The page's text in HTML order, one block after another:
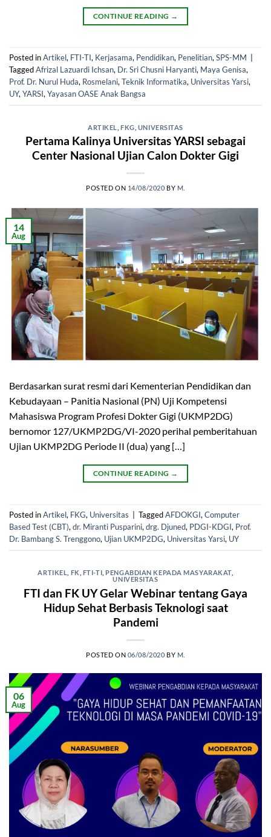
CONTINUE READING →
Posted inArtikel, FTI-TI, Kerjasama, Pendidikan, Penelitian, SPS-MM
TaggedAfrizal Lazuardi Ichsan, Dr. Sri Chusni Haryanti, Maya Genisa,
Prof. Dr. Nurul Huda, Rosmelani, Teknik Informatika, Universitas Yarsi,
UY, YARSI, Yayasan OASE Anak Bangsa
ARTIKEL ,FKG UNIVERSITAS
Pertama Kalinya Universitas YARSI sebagai
Center Nasional Ujian Calon Dokter Gigi
POSTED ON 14/08/2020 BY M.
14
Aug
Berdasarkan surat resmi dari Kementerian Pendidikan dan
Kebudayaan – Panitia Nasional (PN) Uji Kompetensi
Mahasiswa Program Profesi Dokter Gigi (UKMP2DG)
bernomor 127/UKMP2DG/VI-2020 perihal pemberitahuan
Ujian UKMP2DG Periode II (dua) yang […]
CONTINUE READING →
Posted inArtikel, FKG, Universitas TaggedAFDOKGI,Computer
Based Test (CBT),dr. Miranti Pusparini,drg. Djuned, PDGI-KDGI, Prof.
Dr. Bambang S. Trenggono, Ujian UKMP2DG, Universitas Yarsi, UY
ARTIKEL FK FTI-TI PENGABDIAN KEPADA MASYARAKAT,
UNIVERSITAS
FTI dan FK UY Gelar Webinar tentang Gaya
Hidup Sehat Berbasis Teknologi saat
Pandemi
POSTED ON 06/08/2020 BY M.
06
Aug